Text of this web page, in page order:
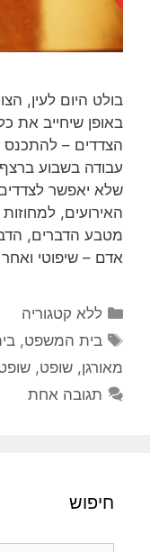
בולט היום לעין,
באופן שיחייב את
הצדדים – להתכנס
עבודה בשבוע
שלא יאפשר
האירועים,
מטבע הדברים,
אדם – שיפוטי
קטגוריות
ללא קטגוריה
תגיות
בית המשפט,
מאורגן, שופט,
תגובה אחת
חיפוש